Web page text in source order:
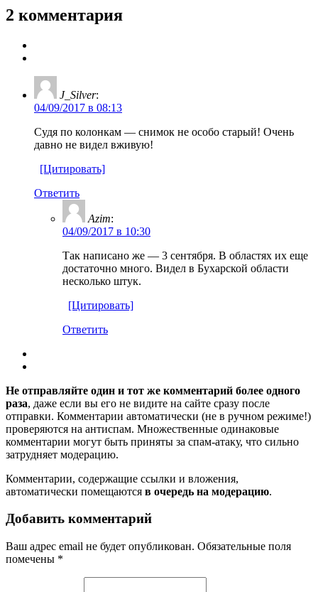
2 комментария
J_Silver:
04/09/2017 в 08:13
Судя по колонкам — снимок не особо старый! Очень
давно не видел вживую!
[Цитировать]
Ответить
Azim:
04/09/2017 в 10:30
Так написано же — 3 сентября. В областях их еще
достаточно много. Видел в Бухарской области
несколько штук.
[Цитировать]
Ответить
Не отправляйте один и тот же комментарий более одного
раза, даже если вы его не видите на сайте сразу после
отправки. Комментарии автоматически (не в ручном режиме!)
проверяются на антиспам. Множественные одинаковые
комментарии могут быть приняты за спам-атаку, что сильно
затрудняет модерацию.
Комментарии, содержащие ссылки и вложения,
автоматически помещаются в очередь на модерацию.
Добавить комментарий
Ваш адрес email не будет опубликован. Обязательные поля
помечены *